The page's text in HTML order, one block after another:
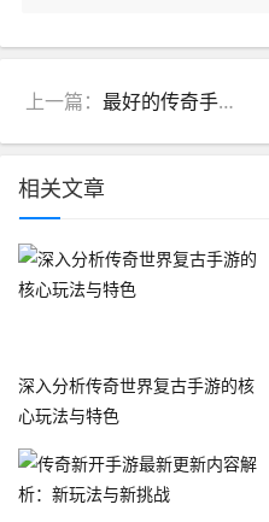
上一篇： 最好的传奇手游(最好的传奇手游平台)
相关文章
深入分析传奇世界复古手游的核
心玩法与特色